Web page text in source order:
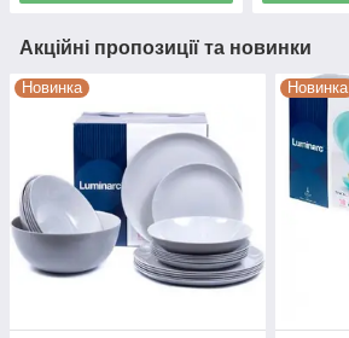
Акційні пропозиції та новинки
Новинка Новинка